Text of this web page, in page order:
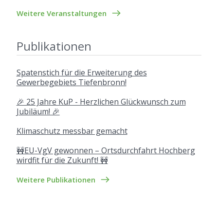
Weitere Veranstaltungen
Publikationen
Spatenstich für die Erweiterung des
Gewerbegebiets Tiefenbronn!
🎉 25 Jahre KuP - Herzlichen Glückwunsch zum
Jubiläum! 🎉
Klimaschutz messbar gemacht
🚧EU-VgV gewonnen – Ortsdurchfahrt Hochberg
wirdfit für die Zukunft! 🚧
Weitere Publikationen